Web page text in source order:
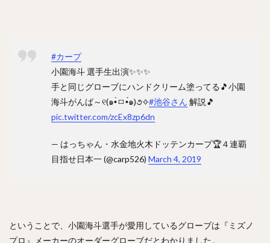
#カープ
小園海斗 選手生出演✨✨✨
手と同じグローブにハンドクリーム塗ってる🎵小園
海斗がんば～୧(๑•̀ㅁ•́๑)૭✧#池谷さん 解説🎵
pic.twitter.com/zcEx8zp6dn
— はっちゃん・水金地火木ドッテンカープ🏆４連覇
目指せ日本一 (@carp526) March 4, 2019
ということで、小園海斗選手が愛用しているグローブは『ミズノ
プロ』メーカーのオーダーグローブだとわかりました。